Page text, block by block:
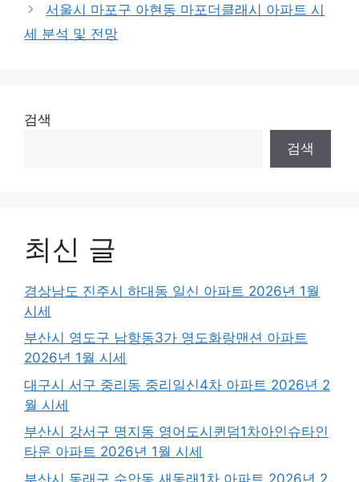
서울시 마포구 아현동 마포더클래시 아파트 시
세 분석 및 전망
검색
검색
최신 글
경상남도 진주시 하대동 일신 아파트 2026년 1월
시세
부산시 영도구 남항동3가 영도화랑맨션 아파트
2026년 1월 시세
대구시 서구 중리동 중리일신4차 아파트 2026년 2
월 시세
부산시 강서구 명지동 영어도시퀸덤1차아인슈타인
타운 아파트 2026년 1월 시세
부산시 동래구 수안동 새동래1차 아파트 2026년 2